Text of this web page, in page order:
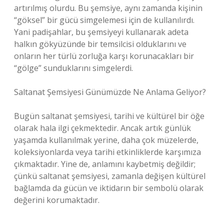
artırılmış olurdu. Bu şemsiye, aynı zamanda kişinin
“göksel” bir gücü simgelemesi için de kullanılırdı.
Yani padişahlar, bu şemsiyeyi kullanarak adeta
halkın gökyüzünde bir temsilcisi olduklarını ve
onların her türlü zorluğa karşı korunacakları bir
“gölge” sunduklarını simgelerdi.
Saltanat Şemsiyesi Günümüzde Ne Anlama Geliyor?
Bugün saltanat şemsiyesi, tarihi ve kültürel bir öğe
olarak hala ilgi çekmektedir. Ancak artık günlük
yaşamda kullanılmak yerine, daha çok müzelerde,
koleksiyonlarda veya tarihi etkinliklerde karşımıza
çıkmaktadır. Yine de, anlamını kaybetmiş değildir;
çünkü saltanat şemsiyesi, zamanla değişen kültürel
bağlamda da gücün ve iktidarın bir sembolü olarak
değerini korumaktadır.